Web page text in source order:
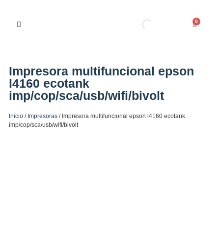
0
Impresora multifuncional epson
l4160 ecotank
imp/cop/sca/usb/wifi/bivolt
Inicio / Impresoras / Impresora multifuncional epson l4160 ecotank
imp/cop/sca/usb/wifi/bivolt